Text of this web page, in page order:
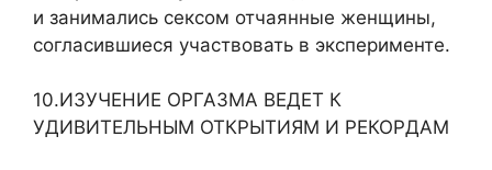
и занимались сексом отчаянные женщины,
согласившиеся участвовать в эксперименте.
10.ИЗУЧЕНИЕ ОРГАЗМА ВЕДЕТ К
УДИВИТЕЛЬНЫМ ОТКРЫТИЯМ И РЕКОРДАМ